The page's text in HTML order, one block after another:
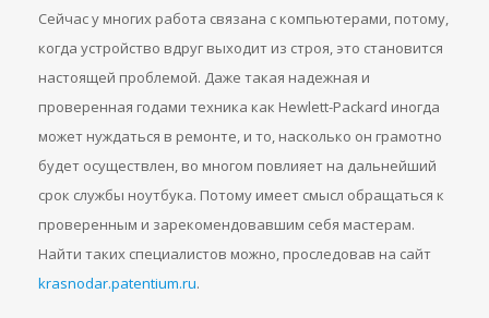
Сейчас у многих работа связана с компьютерами, потому,
когда устройство вдруг выходит из строя, это становится
настоящей проблемой. Даже такая надежная и
проверенная годами техника как Hewlett-Packard иногда
может нуждаться в ремонте, и то, насколько он грамотно
будет осуществлен, во многом повлияет на дальнейший
срок службы ноутбука. Потому имеет смысл обращаться к
проверенным и зарекомендовавшим себя мастерам.
Найти таких специалистов можно, проследовав на сайт
krasnodar.patentium.ru.